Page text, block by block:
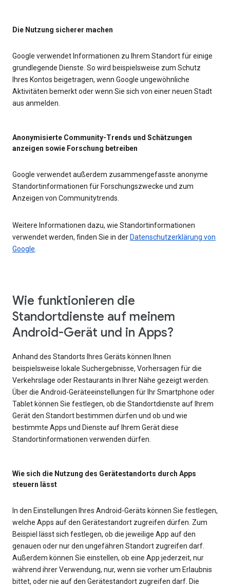
Die Nutzung sicherer machen
Google verwendet Informationen zu Ihrem Standort für einige
grundlegende Dienste. So wird beispielsweise zum Schutz
Ihres Kontos beigetragen, wenn Google ungewöhnliche
Aktivitäten bemerkt oder wenn Sie sich von einer neuen Stadt
aus anmelden.
Anonymisierte Community-Trends und Schätzungen
anzeigen sowie Forschung betreiben
Google verwendet außerdem zusammengefasste anonyme
Standortinformationen für Forschungszwecke und zum
Anzeigen von Communitytrends.
Weitere Informationen dazu, wie Standortinformationen
verwendet werden, finden Sie in der Datenschutzerklärung von
Google
Wie funktionieren die
Standortdienste auf meinem
Android-Gerät und in Apps?
Anhand des Standorts Ihres Geräts können Ihnen
beispielsweise lokale Suchergebnisse, Vorhersagen für die
Verkehrslage oder Restaurants in Ihrer Nähe gezeigt werden.
Über die Android-Geräteeinstellungen für Ihr Smartphone oder
Tablet können Sie festlegen, ob die Standortdienste auf Ihrem
Gerät den Standort bestimmen dürfen und ob und wie
bestimmte Apps und Dienste auf Ihrem Gerät diese
Standortinformationen verwenden dürfen.
Wie sich die Nutzung des Gerätestandorts durch Apps
steuern lässt
In den Einstellungen Ihres Android-Geräts können Sie festlegen,
welche Apps auf den Gerätestandort zugreifen dürfen. Zum
Beispiel lässt sich festlegen, ob die jeweilige App auf den
genauen oder nur den ungefähren Standort zugreifen darf.
Außerdem können Sie einstellen, ob eine App jederzeit, nur
während ihrer Verwendung, nur, wenn sie vorher um Erlaubnis
bittet, oder nie auf den Gerätestandort zugreifen darf. Die